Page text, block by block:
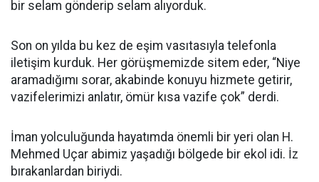
bir selam gönderip selam alıyorduk.
Son on yılda bu kez de eşim vasıtasıyla telefonla
iletişim kurduk. Her görüşmemizde sitem eder, “Niye
aramadığımı sorar, akabinde konuyu hizmete getirir,
vazifelerimizi anlatır, ömür kısa vazife çok” derdi.
İman yolculuğunda hayatımda önemli bir yeri olan H.
Mehmed Uçar abimiz yaşadığı bölgede bir ekol idi. İz
bırakanlardan biriydi.